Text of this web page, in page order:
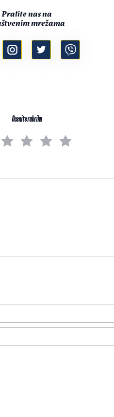
Pratite nas na
mrežama
Ocenite rubriku